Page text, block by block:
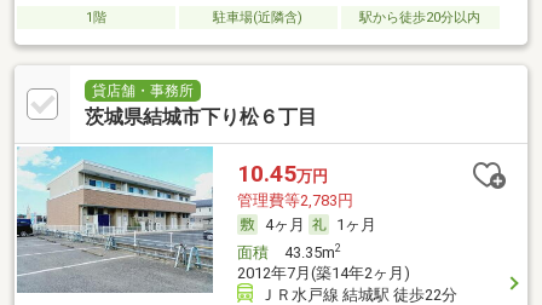
1階 駐車場(近隣含) 駅から徒歩20分以内
貸店舗・事務所
茨城県結城市下り松６丁目
10.45万円
管理費等2,783円
4ヶ月
1ヶ月
面積43.35m2
2012年7月(築14年2ヶ月)
ＪＲ水戸線 結城駅 徒歩22分